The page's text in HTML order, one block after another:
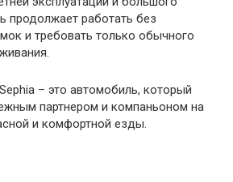
продолжает работать без
и требовать только обычного
– это автомобиль, который
партнером и компаньоном на
и комфортной езды.